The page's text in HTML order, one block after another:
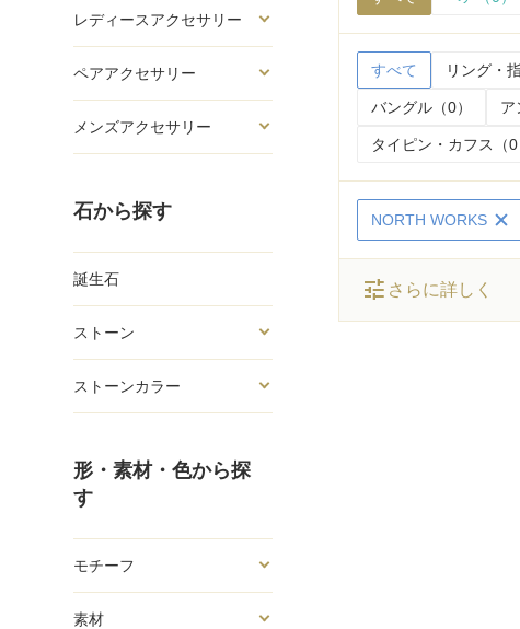
レディースアクセサリー
ペアアクセサリー
メンズアクセサリー
石から探す
誕生石
ストーン
ストーンカラー
形・素材・色から探
す
モチーフ
素材
すべて リング・
バングル（0） ア
タイピン・カフス（0
NORTH WORKS
tune さらに詳しく